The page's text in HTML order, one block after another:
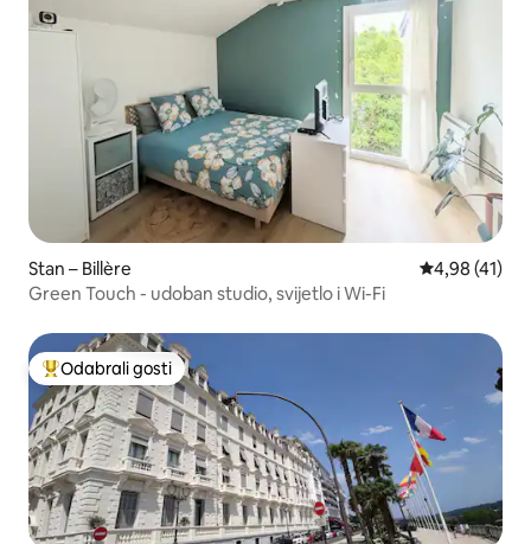
Stan – Billère Prosječna
4,98 (41)
Green Touch - udoban studio, svijetlo i Wi-Fi
Među najviše rangiranima s oznakom „Odabrali gosti”
Odabrali gosti